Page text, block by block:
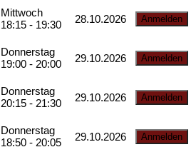
Mittwoch
18:15 - 19:30
28.10.2026
Donnerstag
19:00 - 20:00
29.10.2026
Donnerstag
20:15 - 21:30
29.10.2026
Donnerstag
18:50 - 20:05
29.10.2026